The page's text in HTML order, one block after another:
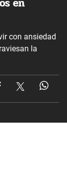
con ansiedad
la